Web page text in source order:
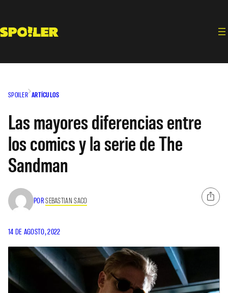
contenido
SPOILER ARTÍCULOS
Las mayores diferencias entre
los comics y la serie de The
Sandman
PORSEBASTIAN SACO
14 DE AGOSTO, 2022